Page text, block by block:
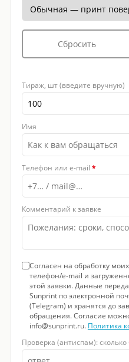
Сбросить
Тираж, шт (введите вручную)
Имя
Телефон или e-mail *
Комментарий к заявке
Согласен на обработку
телефон/e-mail и
этой заявки. Данные
Sunprint по электронной
(Telegram) и хранятся до
обращения. Согласие
info@sunprint.ru. Политика
Проверка (антиспам): сколько